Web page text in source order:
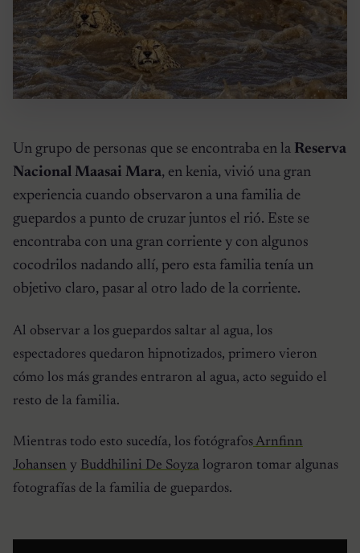
Un grupo de personas que se encontraba en la Reserva
Nacional Maasai Mara, en kenia, vivió una gran
experiencia cuando observaron a una familia de
guepardos a punto de cruzar juntos el rió. Este se
encontraba con una gran corriente y con algunos
cocodrilos nadando allí, pero esta familia tenía un
objetivo claro, pasar al otro lado de la corriente.
Al observar a los guepardos saltar al agua, los
espectadores quedaron hipnotizados, primero vieron
cómo los más grandes entraron al agua, acto seguido el
resto de la familia.
Mientras todo esto sucedía, los fotógrafosArnfinn
Johansen y Buddhilini De Soyza lograron tomar algunas
fotografías de la familia de guepardos.